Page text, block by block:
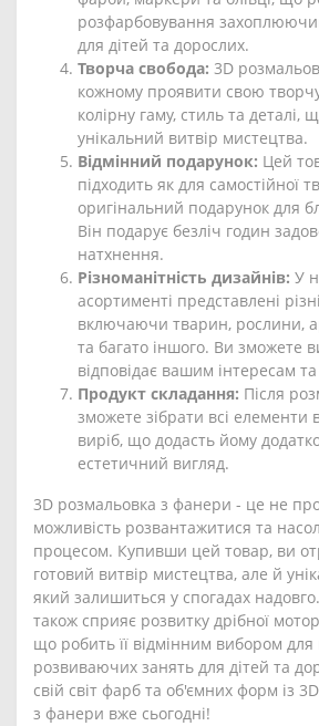
розфарбовування
для дітей та дорослих.
Творча свобода: 3D
кожному проявити свою
колірну гаму, стиль та деталі,
унікальний витвір мистецтва.
Відмінний подарунок: Цей
підходить як для самостійної
оригінальний подарунок для
Він подарує безліч годин
натхнення.
Різноманітність дизайнів: У
асортименті представлені
включаючи тварин, рослини,
та багато іншого. Ви зможете
відповідає вашим інтересам
Продукт складання: Після
зможете зібрати всі елементи
виріб, що додасть йому
естетичний вигляд.
3D розмальовка з фанери - це не
можливість розвантажитися та
процесом. Купивши цей товар, ви
готовий витвір мистецтва, але й
який залишиться у спогадах
також сприяє розвитку дрібної
що робить її відмінним вибором
розвиваючих занять для дітей та
свій світ фарб та об'ємних форм із
з фанери вже сьогодні!